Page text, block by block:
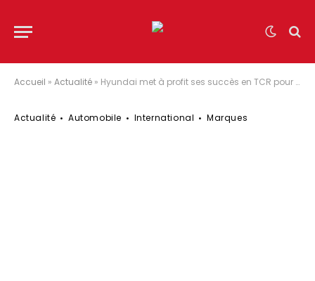
Accueil » Actualité » Hyundai met à profit ses succès en TCR pour s’aligner en ETCR
Actualité Automobile International Marques